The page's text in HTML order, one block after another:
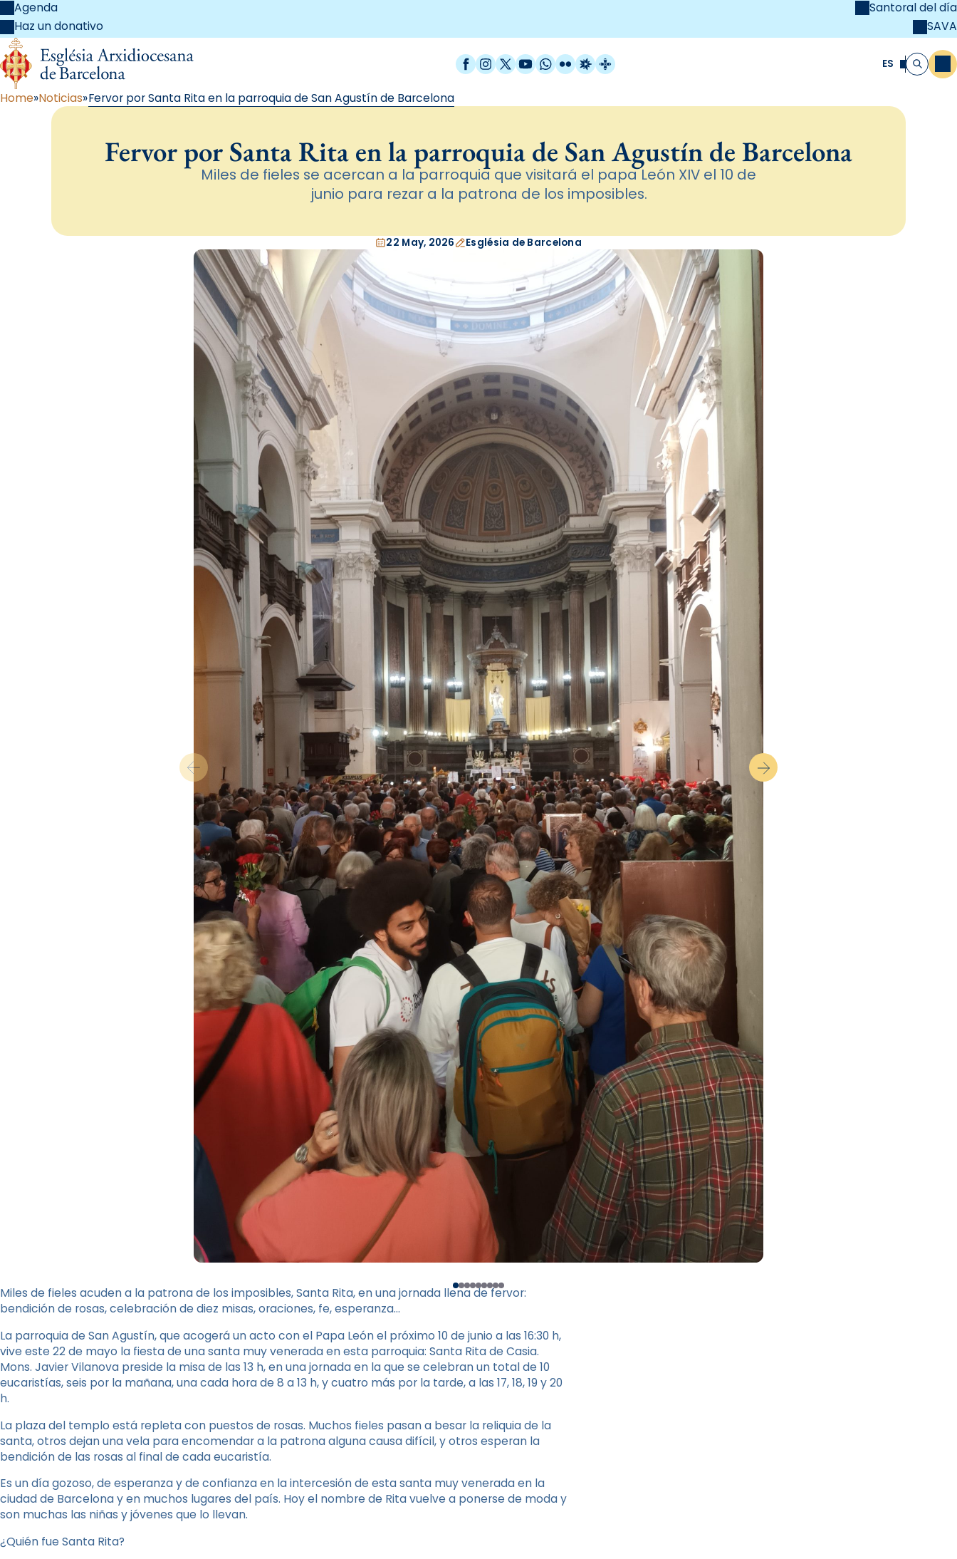
Agenda
Haz un donativo
Santoral del día
SAVA
Facebook
Instagram
X / Twitter
YouTube
WhatsApp
FlickrRadio Estel
Catalunya Cristiana ES Buscar
Home Noticias Fervor por Santa Rita en la parroquia de San Agustín de Barcelona
Fervor por Santa Rita en la parroquia de San Agustín de Barcelona
Miles de fieles se acercan a la parroquia que visitará el papa León XIV el 10 de
junio para rezar a la patrona de los imposibles.
22 May, 2026 Església de Barcelona
Miles de fieles acuden a la patrona de los imposibles, Santa Rita, en una jornada llena de fervor:
bendición de rosas, celebración de diez misas, oraciones, fe, esperanza…
La parroquia de San Agustín, que acogerá un acto con el Papa León el próximo 10 de junio a las 16:30 h,
vive este 22 de mayo la fiesta de una santa muy venerada en esta parroquia: Santa Rita de Casia.
Mons. Javier Vilanova preside la misa de las 13 h, en una jornada en la que se celebran un total de 10
eucaristías, seis por la mañana, una cada hora de 8 a 13 h, y cuatro más por la tarde, a las 17, 18, 19 y 20
h.
La plaza del templo está repleta con puestos de rosas. Muchos fieles pasan a besar la reliquia de la
santa, otros dejan una vela para encomendar a la patrona alguna causa difícil, y otros esperan la
bendición de las rosas al final de cada eucaristía.
Es un día gozoso, de esperanza y de confianza en la intercesión de esta santa muy venerada en la
ciudad de Barcelona y en muchos lugares del país. Hoy el nombre de Rita vuelve a ponerse de moda y
son muchas las niñas y jóvenes que lo llevan.
¿Quién fue Santa Rita?